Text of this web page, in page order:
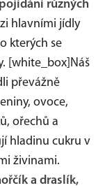
různých
hlavními jídly
kterých se
[white_box]Náš
převážně
ovoce,
ořechů a
hladinu cukru v
živinami.
a draslík,